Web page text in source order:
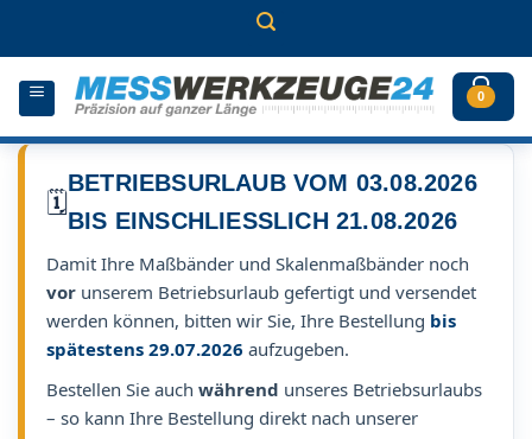
0
🗓️
BETRIEBSURLAUB VOM 03.08.2026
BIS EINSCHLIESSLICH 21.08.2026
Damit Ihre Maßbänder und Skalenmaßbänder noch
vor unserem Betriebsurlaub gefertigt und versendet
werden können, bitten wir Sie, Ihre Bestellung bis
spätestens 29.07.2026 aufzugeben.
Bestellen Sie auch während unseres Betriebsurlaubs
– so kann Ihre Bestellung direkt nach unserer